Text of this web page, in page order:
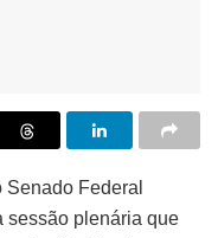
Federal
sessão plenária que